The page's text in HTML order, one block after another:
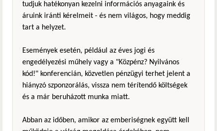
tudjuk hatékonyan kezelni információs anyagaink és
áruink iránti kérelmeit - és nem világos, hogy meddig
tart a helyzet.
Események esetén, például az éves jogi és
engedélyezési műhely vagy a "Közpénz? Nyilvános
kód!" konferencián, közvetlen pénzügyi terhet jelent a
hiányzó szponzorálás, vissza nem térítendő költségek
és a már beruházott munka miatt.
Abban az időben, amikor az emberiségnek együtt kell